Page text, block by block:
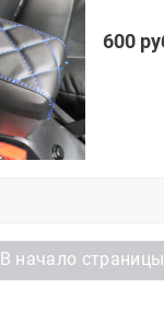
600
В начало страницы